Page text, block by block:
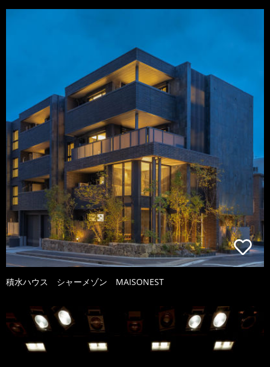
積水ハウス シャーメゾン MAISONEST